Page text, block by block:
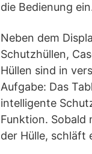
die Bedienung
Neben dem
Schutzhüllen,
Hüllen sind in
Aufgabe: Das
intelligente
Funktion. Sobald
der Hülle, schläft